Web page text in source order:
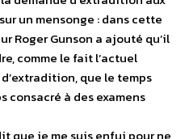
un mensonge : dans cette
Roger Gunson a ajouté qu’il
comme le fait l’actuel
que le temps
consacré à des examens